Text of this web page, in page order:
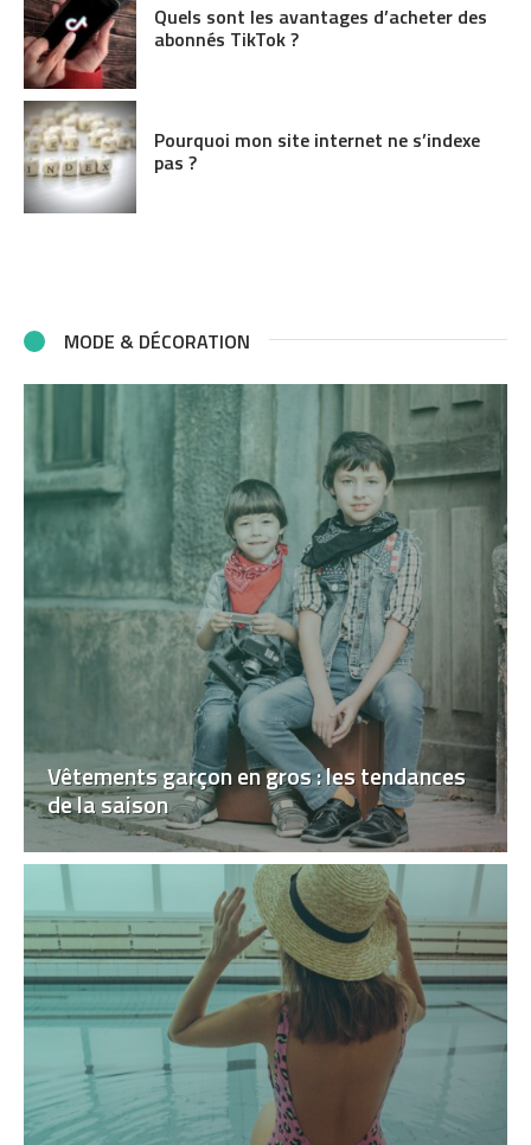
Quels sont les avantages d’acheter des
abonnés TikTok ?
Pourquoi mon site internet ne s’indexe
pas ?
MODE & DÉCORATION
Vêtements garçon en gros : les tendances
de la saison